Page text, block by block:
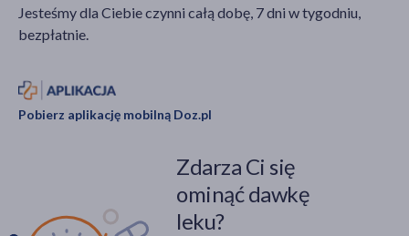
Jesteśmy dla Ciebie czynni całą dobę, 7 dni w tygodniu,
bezpłatnie.
Pobierz aplikację mobilną Doz.pl
Zdarza Ci się
ominąć dawkę
leku?